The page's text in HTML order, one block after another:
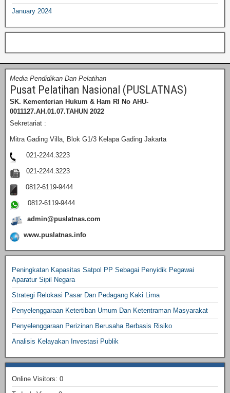
January 2024
Media Pendidikan Dan Pelatihan
Pusat Pelatihan Nasional (PUSLATNAS)
SK. Kementerian Hukum & Ham RI
No AHU-
0011127.AH.01.07.TAHUN 2022
Sekretariat :
Mitra Gading Villa, Blok G1/3 Kelapa Gading Jakarta
021-2244.3223
021-2244.3223
0812-6119-9444
0812-6119-9444
admin@puslatnas.com
www.puslatnas.info
Peningkatan Kapasitas Satpol PP Sebagai Penyidik Pegawai
Aparatur Sipil Negara
Strategi Relokasi Pasar Dan Pedagang Kaki Lima
Penyelenggaraan Ketertiban Umum Dan Ketentraman Masyarakat
Penyelenggaraan Perizinan Berusaha Berbasis Risiko
Analisis Kelayakan Investasi Publik
Online Visitors: 0